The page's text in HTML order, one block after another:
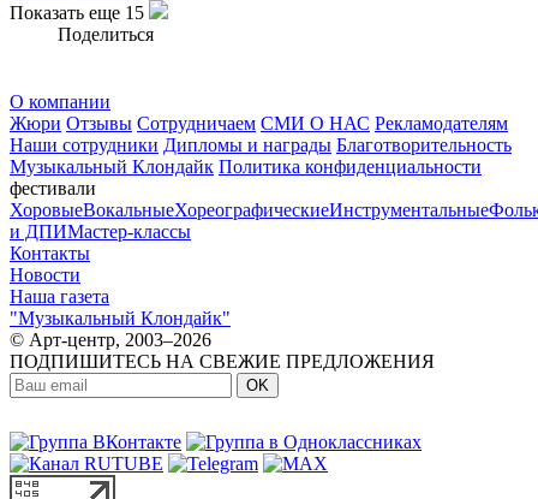
Показать еще 15
Поделиться
О компании
Жюри Отзывы Сотрудничаем СМИ О НАС Рекламодателям
Наши сотрудники Дипломы и награды Благотворительность
Музыкальный Клондайк Политика конфиденциальности
фестивали
ХоровыеВокальныеХореографическиеИнструментальные
и ДПИМастер-классы
Контакты
Новости
Наша газета
"Музыкальный Клондайк"
© Арт-центр, 2003–2026
ПОДПИШИТЕСЬ НА СВЕЖИЕ ПРЕДЛОЖЕНИЯ
OK